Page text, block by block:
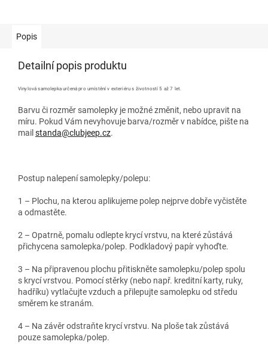
Popis
Detailní popis produktu
Vinylová samolepka určená pro umístění v exteriéru s životností 5 až 7 let.
Barvu či rozměr samolepky je možné změnit, nebo upravit na
míru. Pokud Vám nevyhovuje barva/rozměr v nabídce, pište na
mail standa@clubjeep.cz.
Postup nalepení samolepky/polepu:
1 – Plochu, na kterou aplikujeme polep nejprve dobře vyčistěte
a odmastěte.
2 – Opatrně, pomalu odlepte krycí vrstvu, na které zůstává
přichycena samolepka/polep. Podkladový papír vyhoďte.
3 – Na připravenou plochu přitiskněte samolepku/polep spolu
s krycí vrstvou. Pomocí stěrky (nebo např. kreditní karty, ruky,
hadříku) vytlačujte vzduch a přilepujte samolepku od středu
směrem ke stranám.
4 – Na závěr odstraňte krycí vrstvu. Na ploše tak zůstává
pouze samolepka/polep.